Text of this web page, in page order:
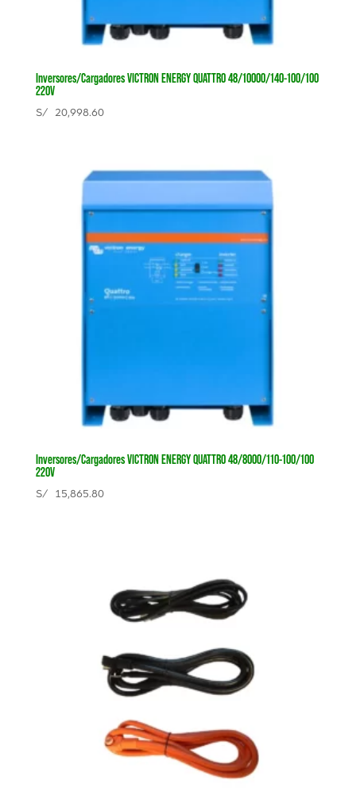
Inversores/Cargadores VICTRON ENERGY QUATTRO 48/10000/140-100/100
220V
S/20,998.60
Inversores/Cargadores VICTRON ENERGY QUATTRO 48/8000/110-100/100
220V
S/15,865.80